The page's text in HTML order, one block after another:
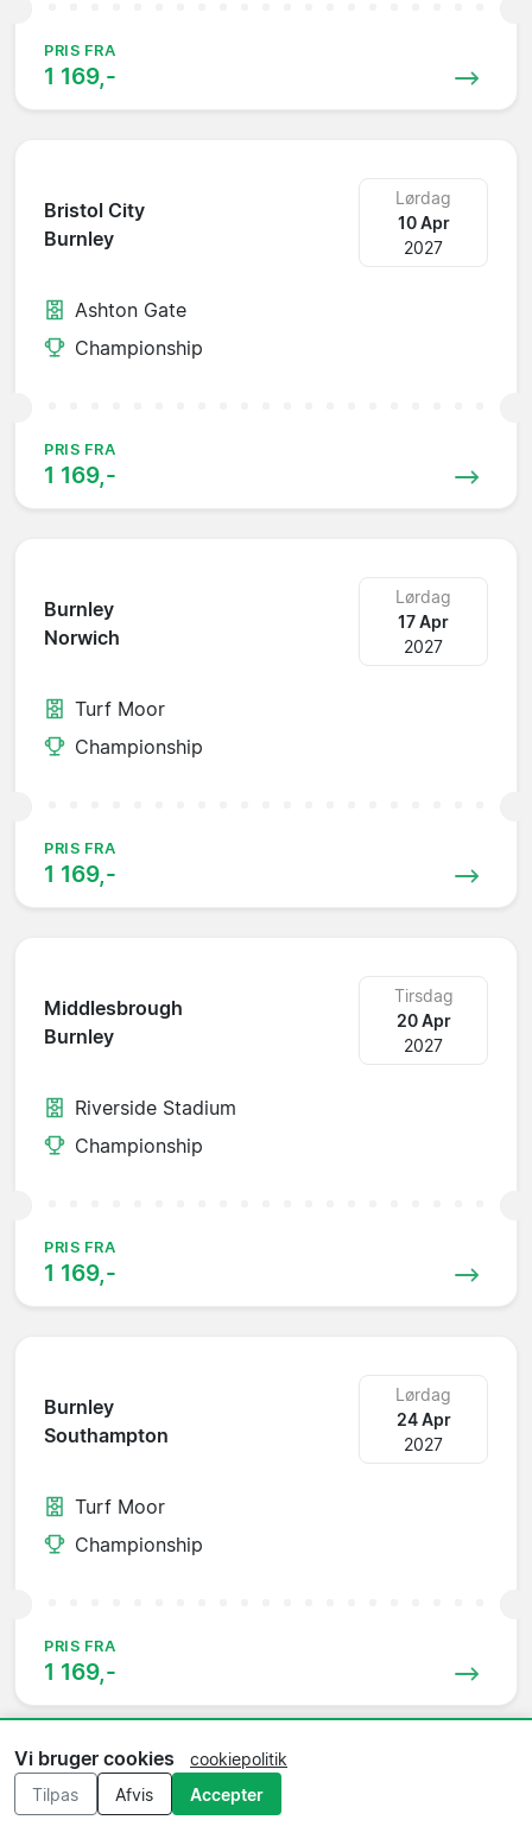
PRIS FRA
1 169,-
Bristol City
Burnley
Lørdag
10 Apr
2027
Ashton Gate
Championship
PRIS FRA
1 169,-
Burnley
Norwich
Lørdag
17 Apr
2027
Turf Moor
Championship
PRIS FRA
1 169,-
Middlesbrough
Burnley
Tirsdag
20 Apr
2027
Riverside Stadium
Championship
PRIS FRA
1 169,-
Burnley
Southampton
Lørdag
24 Apr
2027
Turf Moor
Championship
PRIS FRA
1 169,-
Vi bruger cookies
cookiepolitik
Tilpas
Afvis Accepter